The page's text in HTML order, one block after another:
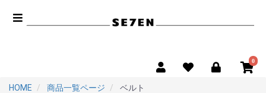
0
HOME 商品一覧ページ ベルト